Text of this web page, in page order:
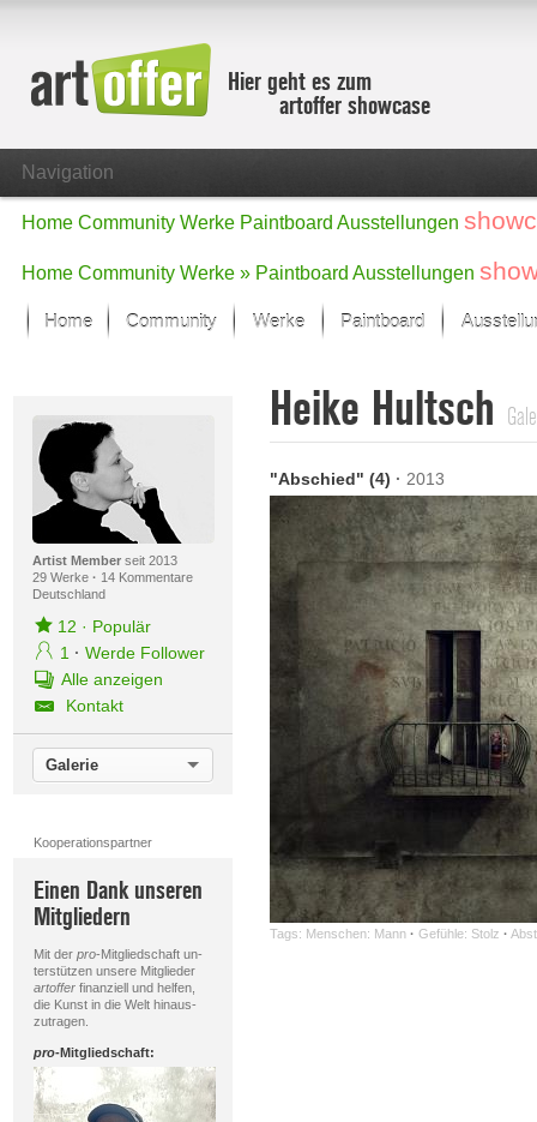
Hier geht es zum
artoffer showcase
Navigation
Home Community Werke Paintboard Ausstellungen
Home Community Werke » Paintboard Ausstellungen
Home Community Werke
Der letzte Monat im Fokus
Alle Fokus-Werke
Fokus-Werke
Neue Werke – Auswahl
Alle neuen Werke
Paintboard
Artist Memberseit 2013
29 Werke · 14 Kommentare
Deutschland
12 · Populär
1 · Werde Follower
Alle anzeigen
Kontakt
Galerie
Kooperationspartner
Einen Dank unseren
Mitgliedern
Mit der pro-Mitgliedschaft un-
terstützen unsere Mitglieder
artofferfinanziell und helfen,
die Kunst in die Welt hinaus-
zutragen.
pro-Mitgliedschaft:
Heike Hultsch
"Abschied" (4) · 2013
Tags: Menschen: Mann · Gefühle: Stolz ·